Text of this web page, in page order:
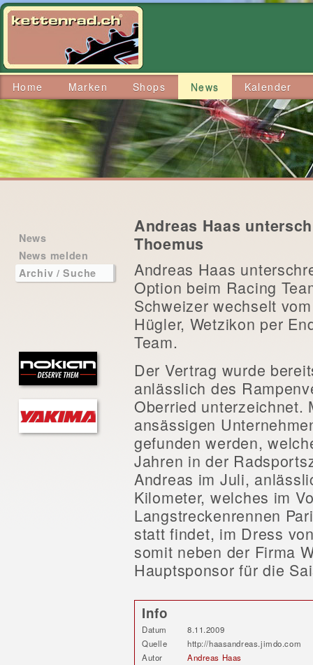
Home Marken Shops News Kalender
News
News melden
Archiv / Suche
Andreas Haas
Thoemus
Andreas Haas
Option beim Racing
Schweizer wechselt
Hügler, Wetzikon per
Team.
Der Vertrag wurde
anlässlich des
Oberried unterzeichnet.
ansässigen
gefunden werden,
Jahren in der
Andreas im Juli,
Kilometer, welches im
Langstreckenrennen
statt findet, im Dress
somit neben der Firma
Hauptsponsor für die
Info
Datum
8.11.2009
Quelle
http://haasandreas.jimdo.com
Autor
Andreas Haas